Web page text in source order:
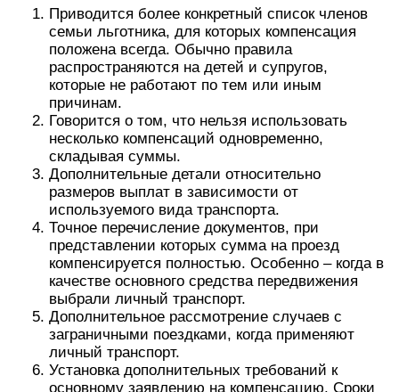
Приводится более конкретный список членов
семьи льготника, для которых компенсация
положена всегда. Обычно правила
распространяются на детей и супругов,
которые не работают по тем или иным
причинам.
Говорится о том, что нельзя использовать
несколько компенсаций одновременно,
складывая суммы.
Дополнительные детали относительно
размеров выплат в зависимости от
используемого вида транспорта.
Точное перечисление документов, при
представлении которых сумма на проезд
компенсируется полностью. Особенно – когда в
качестве основного средства передвижения
выбрали личный транспорт.
Дополнительное рассмотрение случаев с
заграничными поездками, когда применяют
личный транспорт.
Установка дополнительных требований к
основному заявлению на компенсацию. Сроки